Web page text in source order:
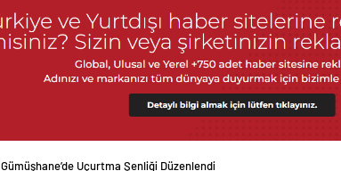
Gümüşhane’de Uçurtma Şenliği Düzenlendi